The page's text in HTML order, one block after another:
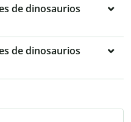
de dinosaurios
de dinosaurios